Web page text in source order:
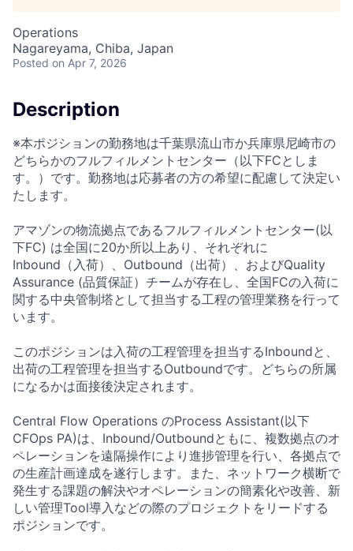
Operations
Nagareyama, Chiba, Japan
Posted on Apr 7, 2026
Description
※本ポジションの勤務地は千葉県流山市か兵庫県尼崎市の
どちらかのフルフィルメントセンター（以下FCとしま
す。）です。勤務地は応募者の方の希望に配慮して決定い
たします。
アマゾンの物流拠点であるフルフィルメントセンター(以
下FC) は全国に20か所以上あり、それぞれに
Inbound（入荷）、Outbound（出荷）、およびQuality
Assurance (品質保証）チームが存在し、全国FCの入荷に
関する中央管制塔として担当する工程の管理業務を行って
います。
このポジションは入荷の工程管理を担当するInboundと、
出荷の工程管理を担当するOutboundです。どちらの所属
になるかは面接後決定されます。
Central Flow Operations のProcess Assistant(以下
CFOps PA)は、Inbound/Outboundともに、複数拠点のオ
ペレーションを遠隔操作により進捗管理を行い、各拠点で
の生産計画達成を遂行します。また、ネットワーク横断で
発生する課題の解決やオペレーションの簡素化や改善、新
しい管理Tool導入などの際のプロジェクトをリードする
ポジションです。